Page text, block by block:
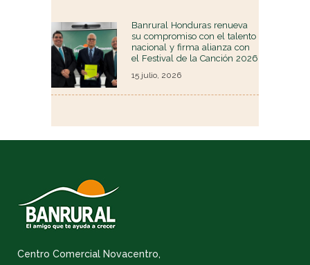
Banrural Honduras renueva
su compromiso con el talento
nacional y firma alianza con
el Festival de la Canción 2026
15 julio, 2026
Centro Comercial Novacentro,